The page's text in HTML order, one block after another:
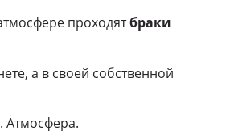
проходятбраки
а в своей собственной
Атмосфера.